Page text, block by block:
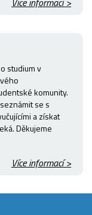
studium v
komunity.
se s
a získat
Děkujeme
Více informací >